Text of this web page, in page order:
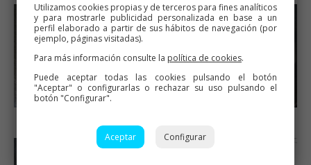
Utilizamos cookies propias y de terceros para fines analíticos
y para mostrarle publicidad personalizada en base a un
perfil elaborado a partir de sus hábitos de navegación (por
ejemplo, páginas visitadas).
Para más información consulte la política de cookies.
Puede aceptar todas las cookies pulsando el botón
"Aceptar" o configurarlas o rechazar su uso pulsando el
botón "Configurar".
Aceptar Configurar